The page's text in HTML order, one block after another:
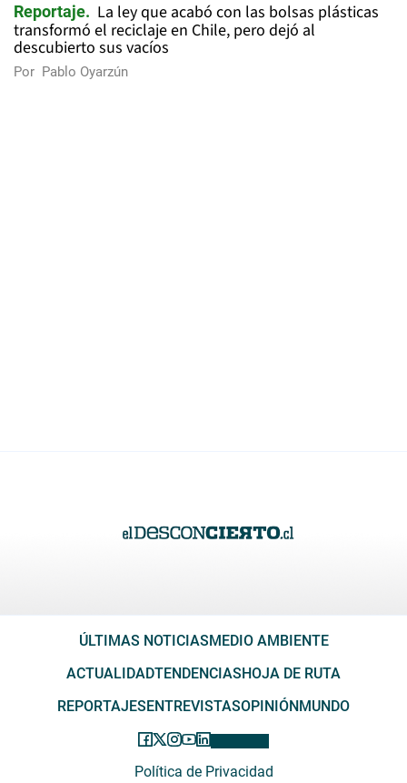
Reportaje
La ley que acabó con las bolsas plásticas
transformó el reciclaje en Chile, pero dejó al
descubierto sus vacíos
Por Pablo Oyarzún
ÚLTIMAS NOTICIASMEDIO AMBIENTE
ACTUALIDADTENDENCIASHOJA DE RUTA
REPORTAJESENTREVISTASOPINIÓNMUNDO
Política de Privacidad